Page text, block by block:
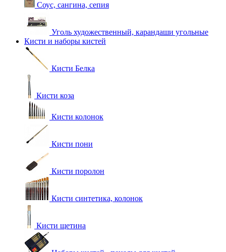
Соус, сангина, сепия
Уголь художественный, карандаши угольные
Кисти и наборы кистей
Кисти Белка
Кисти коза
Кисти колонок
Кисти пони
Кисти поролон
Кисти синтетика, колонок
Кисти щетина